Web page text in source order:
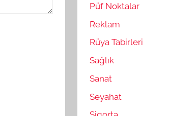
Püf Noktalar
Reklam
Rüya Tabirleri
Sağlık
Sanat
Seyahat